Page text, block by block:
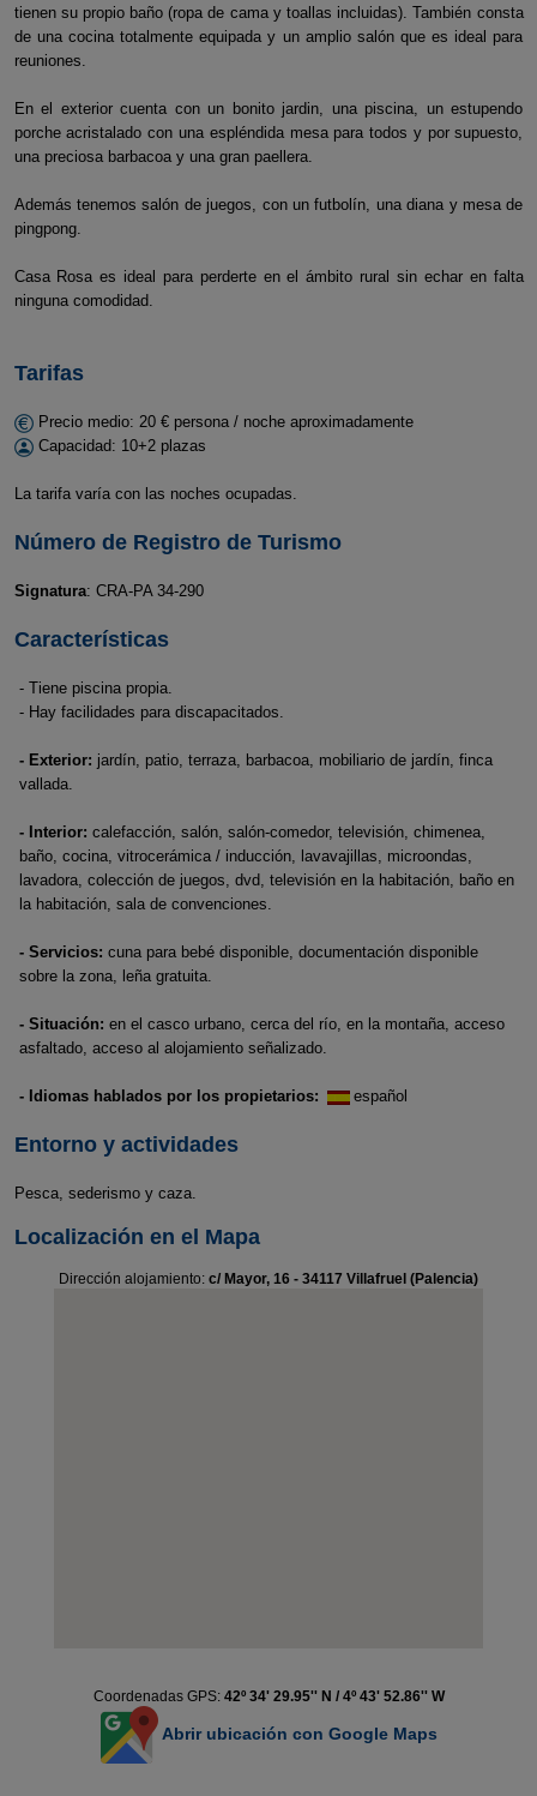
tienen su propio baño (ropa de cama y toallas incluidas). También consta
de una cocina totalmente equipada y un amplio salón que es ideal para
reuniones.
En el exterior cuenta con un bonito jardin, una piscina, un estupendo
porche acristalado con una espléndida mesa para todos y por supuesto,
una preciosa barbacoa y una gran paellera.
Además tenemos salón de juegos, con un futbolín, una diana y mesa de
pingpong.
Casa Rosa es ideal para perderte en el ámbito rural sin echar en falta
ninguna comodidad.
Tarifas
Precio medio: 20 € persona / noche aproximadamente
Capacidad: 10+2 plazas
La tarifa varía con las noches ocupadas.
Número de Registro de Turismo
Signatura: CRA-PA 34-290
Características
- Tiene piscina propia.
- Hay facilidades para discapacitados.
- Exterior: jardín, patio, terraza, barbacoa, mobiliario de jardín, finca
vallada.
- Interior: calefacción, salón, salón-comedor, televisión, chimenea,
baño, cocina, vitrocerámica / inducción, lavavajillas, microondas,
lavadora, colección de juegos, dvd, televisión en la habitación, baño en
la habitación, sala de convenciones.
- Servicios: cuna para bebé disponible, documentación disponible
sobre la zona, leña gratuita.
- Situación: en el casco urbano, cerca del río, en la montaña, acceso
asfaltado, acceso al alojamiento señalizado.
- Idiomas hablados por los propietarios: español
Entorno y actividades
Pesca, sederismo y caza.
Localización en el Mapa
Dirección alojamiento: c/ Mayor, 16 - 34117 Villafruel (Palencia)
Coordenadas GPS: 42º 34' 29.95'' N / 4º 43' 52.86'' W
Abrir ubicación con Google Maps